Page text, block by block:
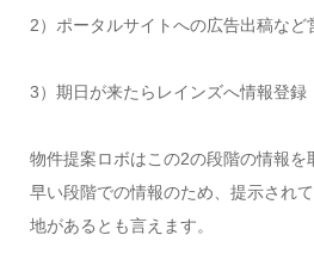
2）ポータルサイトへの広告出稿など
3）期日が来たらレインズへ情報登録
物件提案ロボはこの2の段階の情報を
早い段階での情報のため、提示され
地があるとも言えます。